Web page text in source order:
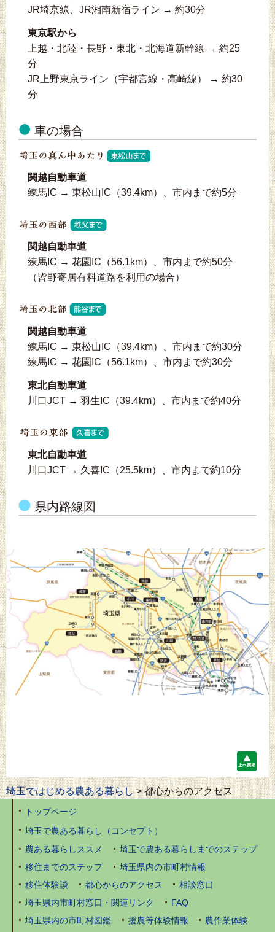
JR埼京線、JR湘南新宿ライン → 約30分
東京駅から
上越・北陸・長野・東北・北海道新幹線 → 約25
分
JR上野東京ライン（宇都宮線・高崎線） → 約30
分
車の場合
関越自動車道
練馬IC → 東松山IC（39.4km）、市内まで約5分
関越自動車道
練馬IC → 花園IC（56.1km）、市内まで約50分
（皆野寄居有料道路を利用の場合）
関越自動車道
練馬IC → 東松山IC（39.4km）、市内まで約30分
練馬IC → 花園IC（56.1km）、市内まで約30分
東北自動車道
川口JCT → 羽生IC（39.4km）、市内まで約40分
東北自動車道
川口JCT → 久喜IC（25.5km）、市内まで約10分
県内路線図
上
へ
戻
埼玉ではじめる農ある暮らし> 都心からのアクセス
トップページ
埼玉で農ある暮らし（コンセプト）
農ある暮らしススメ
埼玉で農ある暮らしまでのステップ
移住までのステップ
埼玉県内の市町村情報
移住体験談
都心からのアクセス
相談窓口
埼玉県内市町村窓口・関連リンク
FAQ
埼玉県内の市町村図鑑
援農等体験情報 農作業体験